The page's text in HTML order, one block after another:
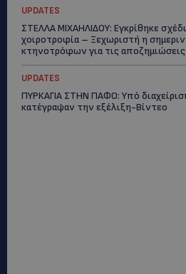
UPDATES
ΣΤΕΛΛΑ ΜΙΧΑΗΛΙΔΟΥ: Εγκρίθηκε
χοιροτροφία – Ξεχωριστή η
κτηνοτρόφων για τις
UPDATES
ΠΥΡΚΑΓΙΑ ΣΤΗΝ ΠΑΦΟ: Υπό
κατέγραψαν την εξέλιξη-Βίντεο